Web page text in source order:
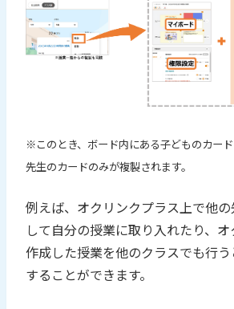
※このとき、ボード内にある子どものカード
先生のカードのみが複製されます。
例えば、オクリンクプラス上で他
して自分の授業に取り入れたり、
作成した授業を他のクラスでも行
することができます。